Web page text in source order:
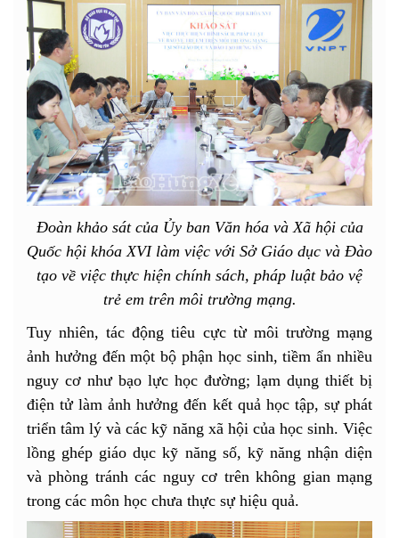
Đoàn khảo sát của Ủy ban Văn hóa và Xã hội của
Quốc hội khóa XVI làm việc với Sở Giáo dục và Đào
tạo về việc thực hiện chính sách, pháp luật bảo vệ
trẻ em trên môi trường mạng.
Tuy nhiên, tác động tiêu cực từ môi trường mạng
ảnh hưởng đến một bộ phận học sinh, tiềm ẩn nhiều
nguy cơ như bạo lực học đường; lạm dụng thiết bị
điện tử làm ảnh hưởng đến kết quả học tập, sự phát
triển tâm lý và các kỹ năng xã hội của học sinh. Việc
lồng ghép giáo dục kỹ năng số, kỹ năng nhận diện
và phòng tránh các nguy cơ trên không gian mạng
trong các môn học chưa thực sự hiệu quả.